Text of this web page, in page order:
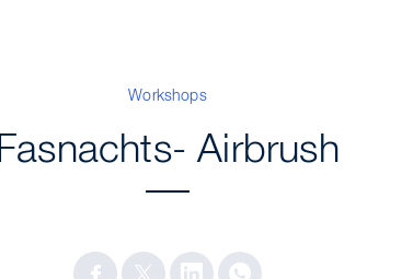
Workshops
Fasnachts- Airbrush